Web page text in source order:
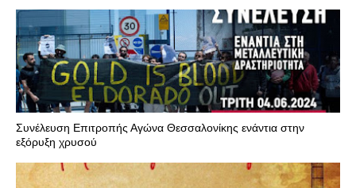
Συνέλευση Επιτροπής Αγώνα Θεσσαλονίκης ενάντια στην
εξόρυξη χρυσού